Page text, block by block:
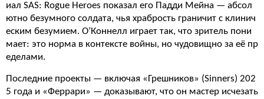
иал SAS: Rogue Heroes показал его Падди Мейна — абсол
ютно безумного солдата, чья храбрость граничит с клинич
еским безумием. О’Коннелл играет так, что зритель пони
мает: это норма в контексте войны, но чудовищно за её пр
еделами.
Последние проекты — включая «Грешников» (Sinners) 202
5 года и «Феррари» — доказывают, что он мастер исчезать